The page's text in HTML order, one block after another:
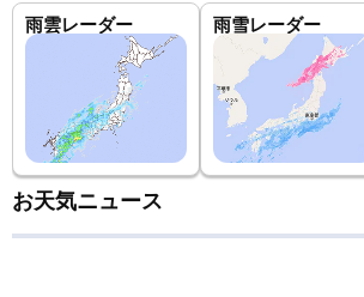
雨雲レーダー 雨雪レーダー
お天気ニュース